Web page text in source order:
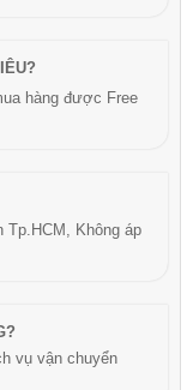
hàng được Free
Tp.HCM, Không áp
vụ vận chuyển